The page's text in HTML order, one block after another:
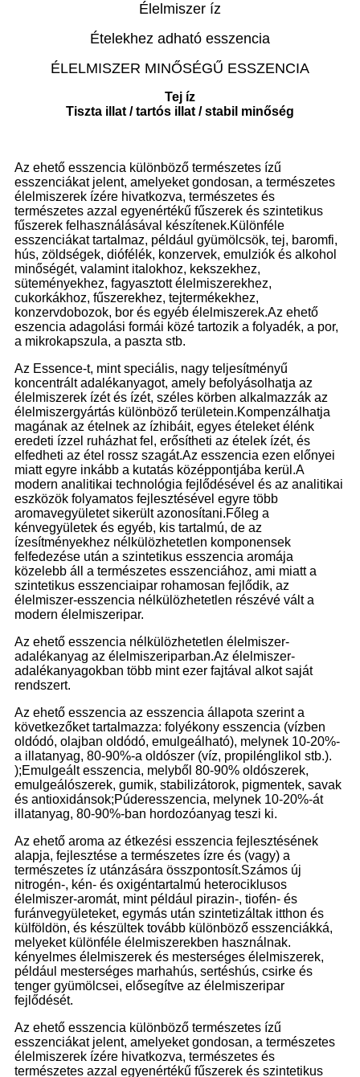
Élelmiszer íz
Ételekhez adható esszencia
ÉLELMISZER MINŐSÉGŰ ESSZENCIA
Tej íz
Tiszta illat / tartós illat / stabil minőség
Az ehető esszencia különböző természetes ízű
esszenciákat jelent, amelyeket gondosan, a természetes
élelmiszerek ízére hivatkozva, természetes és
természetes azzal egyenértékű fűszerek és szintetikus
fűszerek felhasználásával készítenek.Különféle
esszenciákat tartalmaz, például gyümölcsök, tej, baromfi,
hús, zöldségek, diófélék, konzervek, emulziók és alkohol
minőségét, valamint italokhoz, kekszekhez,
süteményekhez, fagyasztott élelmiszerekhez,
cukorkákhoz, fűszerekhez, tejtermékekhez,
konzervdobozok, bor és egyéb élelmiszerek.Az ehető
eszencia adagolási formái közé tartozik a folyadék, a por,
a mikrokapszula, a paszta stb.
Az Essence-t, mint speciális, nagy teljesítményű
koncentrált adalékanyagot, amely befolyásolhatja az
élelmiszerek ízét és ízét, széles körben alkalmazzák az
élelmiszergyártás különböző területein.Kompenzálhatja
magának az ételnek az ízhibáit, egyes ételeket élénk
eredeti ízzel ruházhat fel, erősítheti az ételek ízét, és
elfedheti az étel rossz szagát.Az esszencia ezen előnyei
miatt egyre inkább a kutatás középpontjába kerül.A
modern analitikai technológia fejlődésével és az analitikai
eszközök folyamatos fejlesztésével egyre több
aromavegyületet sikerült azonosítani.Főleg a
kénvegyületek és egyéb, kis tartalmú, de az
ízesítményekhez nélkülözhetetlen komponensek
felfedezése után a szintetikus esszencia aromája
közelebb áll a természetes esszenciához, ami miatt a
szintetikus esszenciaipar rohamosan fejlődik, az
élelmiszer-esszencia nélkülözhetetlen részévé vált a
modern élelmiszeripar.
Az ehető esszencia nélkülözhetetlen élelmiszer-
adalékanyag az élelmiszeriparban.Az élelmiszer-
adalékanyagokban több mint ezer fajtával alkot saját
rendszert.
Az ehető esszencia az esszencia állapota szerint a
következőket tartalmazza: folyékony esszencia (vízben
oldódó, olajban oldódó, emulgeálható), melynek 10-20%-
a illatanyag, 80-90%-a oldószer (víz, propilénglikol stb.).
);Emulgeált esszencia, melyből 80-90% oldószerek,
emulgeálószerek, gumik, stabilizátorok, pigmentek, savak
és antioxidánsok;Púderesszencia, melynek 10-20%-át
illatanyag, 80-90%-ban hordozóanyag teszi ki.
Az ehető aroma az étkezési esszencia fejlesztésének
alapja, fejlesztése a természetes ízre és (vagy) a
természetes íz utánzására összpontosít.Számos új
nitrogén-, kén- és oxigéntartalmú heterociklusos
élelmiszer-aromát, mint például pirazin-, tiofén- és
furánvegyületeket, egymás után szintetizáltak itthon és
külföldön, és készültek tovább különböző esszenciákká,
melyeket különféle élelmiszerekben használnak.
kényelmes élelmiszerek és mesterséges élelmiszerek,
például mesterséges marhahús, sertéshús, csirke és
tenger gyümölcsei, elősegítve az élelmiszeripar
fejlődését.
Az ehető esszencia különböző természetes ízű
esszenciákat jelent, amelyeket gondosan, a természetes
élelmiszerek ízére hivatkozva, természetes és
természetes azzal egyenértékű fűszerek és szintetikus